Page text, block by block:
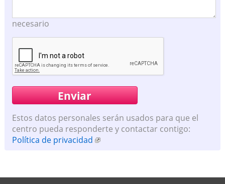
necesario
Estos datos personales serán usados para que el
centro pueda responderte y contactar contigo:
Política de privacidad